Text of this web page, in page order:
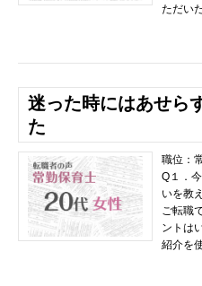
ただい
迷った時にはあせら
た
職位：
Q１．
いを教
ご転職
ントは
紹介を